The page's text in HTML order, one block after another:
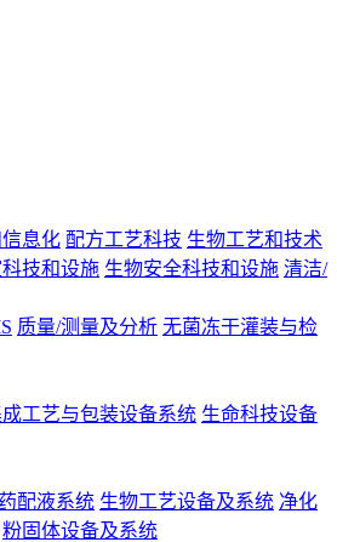
息化 配方工艺科技 生物工艺和技术
技和设施 生物安全科技和设施 清洁/
质量/测量及分析 无菌冻干灌装与检
工艺与包装设备系统 生命科技设备
配液系统 生物工艺设备及系统 净化
粉固体设备及系统